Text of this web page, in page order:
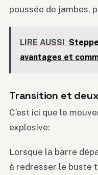
poussée de jambes,
LIRE AUSSI
avantages et
Transition et
C’est ici que le
explosive:
Lorsque la barre
à redresser le buste